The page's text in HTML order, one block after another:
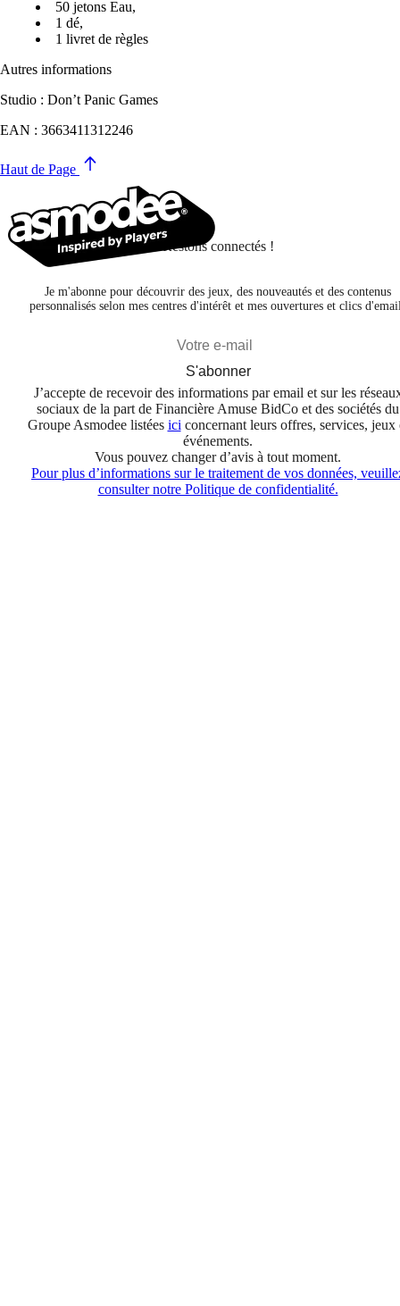
50 jetons Eau,
1 dé,
1 livret de règles
Autres informations
Studio : Don’t Panic Games
EAN : 3663411312246
Haut de Page
Restons connectés !
Je m'abonne pour découvrir des jeux, des nouveautés et des contenus
personnalisés selon mes centres d'intérêt et mes ouvertures et clics
S'abonner
J’accepte de recevoir des informations par email et sur les
sociaux de la part de Financière Amuse BidCo et des sociétés du
Groupe Asmodee listées ici concernant leurs offres, services, jeux
événements.
Vous pouvez changer d’avis à tout moment.
Pour plus d’informations sur le traitement de vos données,
consulter notre Politique de confidentialité.